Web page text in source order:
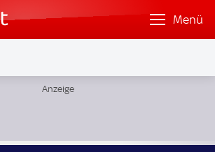
Menü